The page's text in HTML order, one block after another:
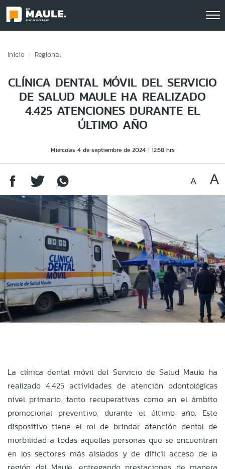
Inicio Regional
CLÍNICA DENTAL MÓVIL DEL SERVICIO
DE SALUD MAULE HA REALIZADO
4.425 ATENCIONES DURANTE EL
ÚLTIMO AÑO
Miércoles 4 de septiembre de 2024 12:58 hrs
La clínica dental móvil del Servicio de Salud Maule ha
realizado 4.425 actividades de atención odontológicas
nivel primario, tanto recuperativas como en el ámbito
promocional preventivo, durante el último año. Este
dispositivo tiene el rol de brindar atención dental de
morbilidad a todas aquellas personas que se encuentran
en los sectores más aislados y de difícil acceso de la